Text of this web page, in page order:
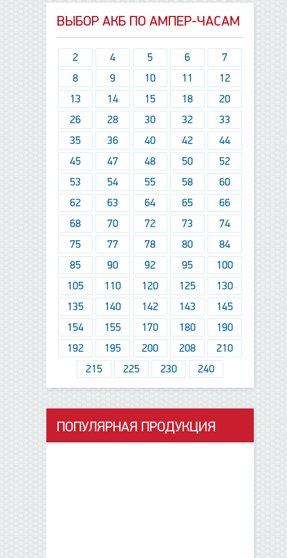
ВЫБОР АКБ ПО АМПЕР-ЧАСАМ
2 4 5 6
7
8
9 10 11
12
13
14 15 18
20
26
28 30 32
33
35
36 40 42
44
45
47 48 50
52
53
54 55 58
60
62
63 64 65
66
68
70 72 73
74
75
77 78 80
84
85
90 92 95
100
105
110 120 125
130
135
140 142 143
145
154
155 170 180
190
192
195 200 208
210
215
225 230 240
ПОПУЛЯРНАЯ ПРОДУКЦИЯ